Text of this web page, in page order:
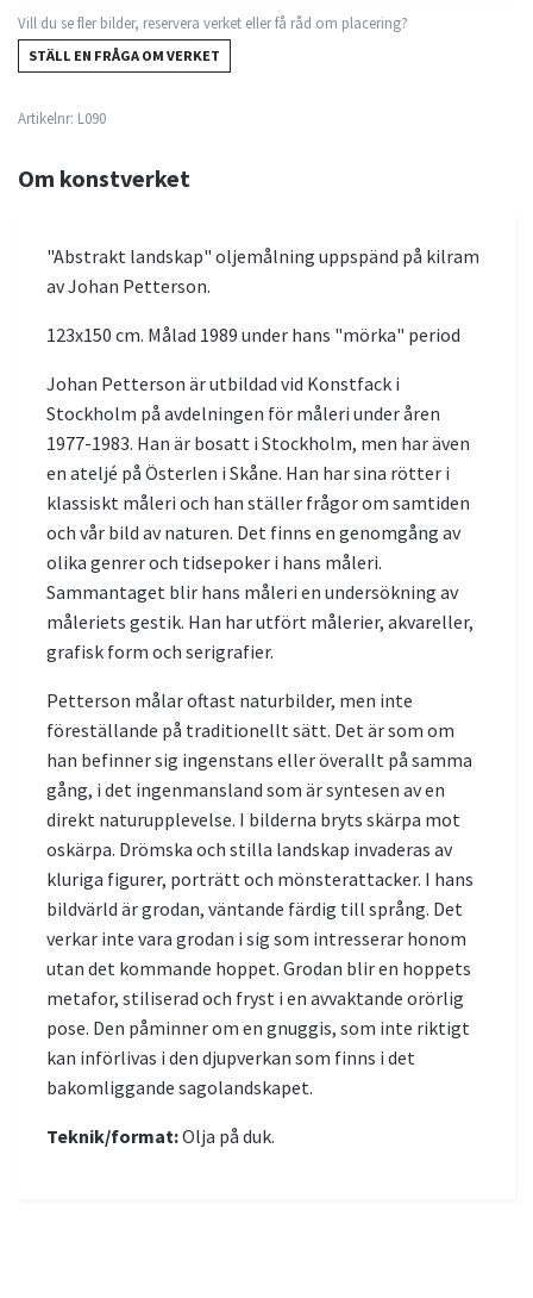
Vill du se fler bilder, reservera verket eller få råd om placering?
STÄLL EN FRÅGA OM VERKET
Artikelnr: L090
Om konstverket
"Abstrakt landskap" oljemålning uppspänd på kilram
av Johan Petterson.
123x150 cm. Målad 1989 under hans "mörka" period
Johan Petterson är utbildad vid Konstfack i
Stockholm på avdelningen för måleri under åren
1977-1983. Han är bosatt i Stockholm, men har även
en ateljé på Österlen i Skåne. Han har sina rötter i
klassiskt måleri och han ställer frågor om samtiden
och vår bild av naturen. Det finns en genomgång av
olika genrer och tidsepoker i hans måleri.
Sammantaget blir hans måleri en undersökning av
måleriets gestik. Han har utfört målerier, akvareller,
grafisk form och serigrafier.
Petterson målar oftast naturbilder, men inte
föreställande på traditionellt sätt. Det är som om
han befinner sig ingenstans eller överallt på samma
gång, i det ingenmansland som är syntesen av en
direkt naturupplevelse. I bilderna bryts skärpa mot
oskärpa. Drömska och stilla landskap invaderas av
kluriga figurer, porträtt och mönsterattacker. I hans
bildvärld är grodan, väntande färdig till språng. Det
verkar inte vara grodan i sig som intresserar honom
utan det kommande hoppet. Grodan blir en hoppets
metafor, stiliserad och fryst i en avvaktande orörlig
pose. Den påminner om en gnuggis, som inte riktigt
kan införlivas i den djupverkan som finns i det
bakomliggande sagolandskapet.
Teknik/format:Olja på duk.